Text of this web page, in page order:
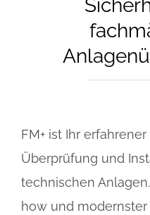
FM+ ist Ihr
Überprüfung und
technischen
how und